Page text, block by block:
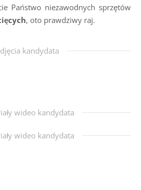
Państwo niezawodnych sprzętów
, oto prawdziwy raj.
kandydata
wideo kandydata
wideo kandydata